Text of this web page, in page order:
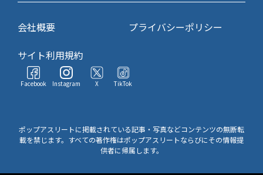
会社概要
プライバシーポリシー
サイト利用規約
Facebook Instagram X TikTok
ポップアスリートに掲載されている記事・写真などコンテンツの無断転
載を禁じます。すべての著作権はポップアスリートならびにその情報提
供者に帰属します。